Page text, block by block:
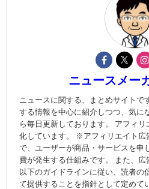
ニュースメー
ニュースに関する、まとめサイトで
する情報を中心に紹介しつつ、気に
ら毎日更新しております。 アフィ
化しています。 ※アフィリエイト広
で、ユーザーが商品・サービスを申
費が発生する仕組みです。 また、広
以下のガイドラインに従い、読者の
て提供することを指針として定め